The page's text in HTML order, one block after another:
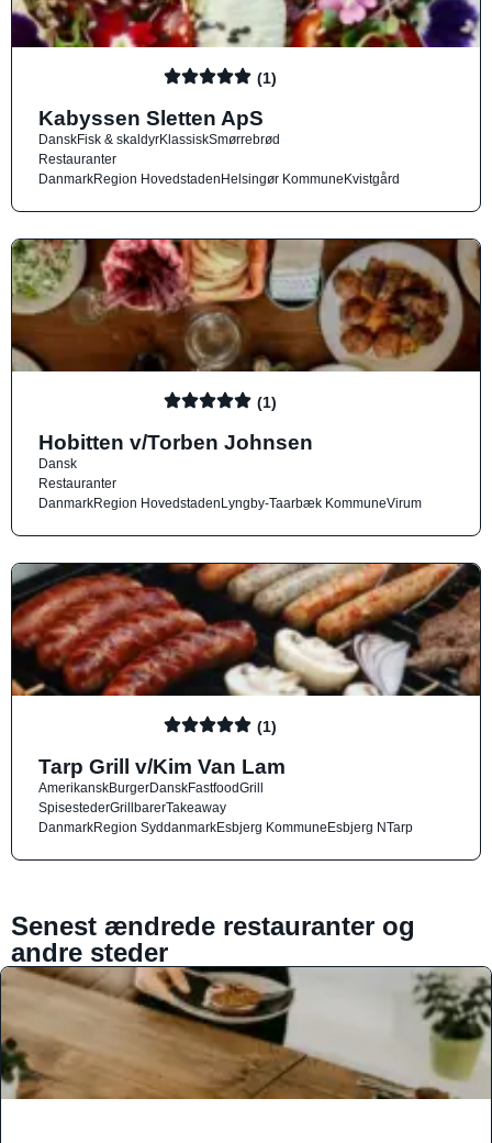
(1)
Kabyssen Sletten ApS
DanskFisk & skaldyrKlassiskSmørrebrød
Restauranter
DanmarkRegion HovedstadenHelsingør KommuneKvistgård
(1)
Hobitten v/Torben Johnsen
Dansk
Restauranter
DanmarkRegion HovedstadenLyngby-Taarbæk KommuneVirum
(1)
Tarp Grill v/Kim Van Lam
AmerikanskBurgerDanskFastfoodGrill
SpisestederGrillbarerTakeaway
DanmarkRegion SyddanmarkEsbjerg KommuneEsbjerg NTarp
Senest ændrede restauranter og
andre steder